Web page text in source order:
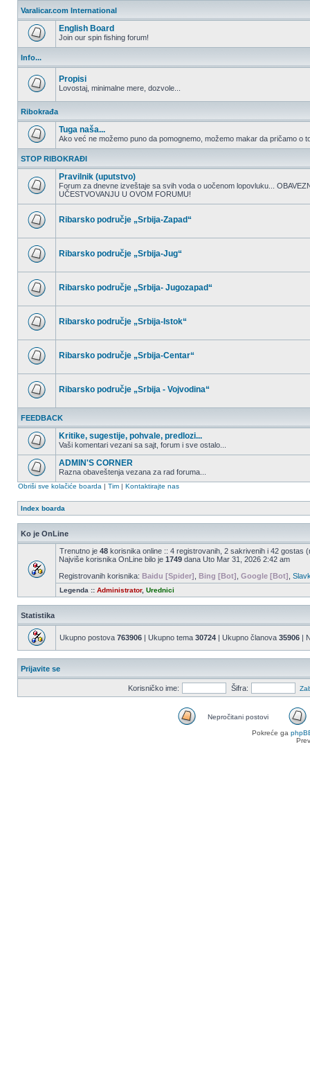
postova
Varalicar.com International
English Board
Join our spin fishing forum!
Info...
nepročitanih
postova
Propisi
Lovostaj, minimalne mere, dozvole...
Ribokrađa
postova
Tuga naša...
Ako već ne možemo puno da pomognemo, možemo makar da pričamo o
STOP RIBOKRAĐI
Nema
nepročitanih
Pravilnik (uputstvo)
Forum za dnevne izveštaje sa svih voda o uočenom lopovluku...
UČESTVOVANJU U OVOM FORUMU!
nepročitanih
Ribarsko područje „Srbija-Zapad“
nepročitanih
Ribarsko područje „Srbija-Jug“
nepročitanih
Ribarsko područje „Srbija- Jugozapad“
nepročitanih
Ribarsko područje „Srbija-Istok“
nepročitanih
Ribarsko područje „Srbija-Centar“
nepročitanih
postova
Ribarsko područje „Srbija - Vojvodina“
FEEDBACK
nepročitanih
postova
Kritike, sugestije, pohvale, predlozi...
Vaši komentari vezani sa sajt, forum i sve ostalo...
nepročitanih
ADMIN'S CORNER
Razna obaveštenja vezana za rad foruma...
Obriši sve kolačiće boarda | Tim | Kontaktirajte nas
Index boarda
Ko je OnLine
Trenutno je 48 korisnika online :: 4 registrovanih, 2 sakrivenih i 42 gostas
Najviše korisnika OnLine bilo je 1749 dana Uto Mar 31, 2026 2:42 am
Registrovanih korisnika: Baidu [Spider] Bing [Bot] Google [Bot]
Legenda :: Administrator, Urednici
Statistika
Ukupno postova 763906 | Ukupno tema 30724 | Ukupno članova 35906 |
Prijavite se
Korisničko ime: Šifra:
Nepročitani postovi
Pokreće ga